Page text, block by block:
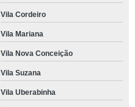
Vila Cordeiro
Vila Mariana
Vila Nova Conceição
Vila Suzana
Vila Uberabinha